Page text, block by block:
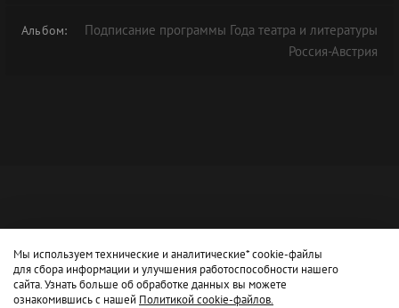
Альбом:
Подписание программы Года театра и литературы
Россия-Австрия
Мы используем технические и аналитические* cookie-файлы
для сбора информации и улучшения работоспособности нашего
сайта. Узнать больше об обработке данных вы можете
ознакомившись с нашей Политикой cookie-файлов.